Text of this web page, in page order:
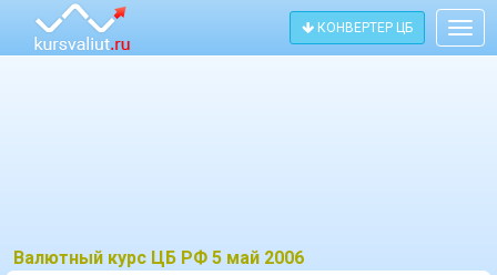
КОНВЕРТЕР ЦБ
Bалютный курс ЦБ РФ 5 май 2006